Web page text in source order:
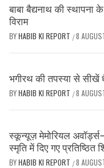
बाबा बैद्यनाथ की
विराम
BYHABIB KI REPORT /8
भगीरथ की तपस्या से सीखें
BYHABIB KI REPORT /8
स्कून्यूज़ मेमोरियल
स्मृति में दिए गए प्रतिष्ठित
BYHABIB KI REPORT /8